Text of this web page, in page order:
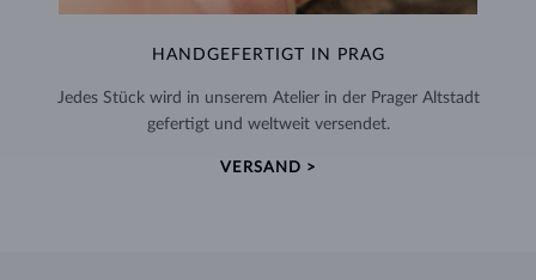
HANDGEFERTIGT IN PRAG
Jedes Stück wird in unserem Atelier in der Prager Altstadt
gefertigt und weltweit versendet.
VERSAND >